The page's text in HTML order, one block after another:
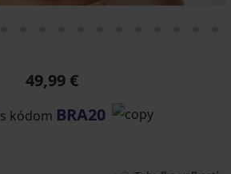
49,99 €
s kódom BRA20